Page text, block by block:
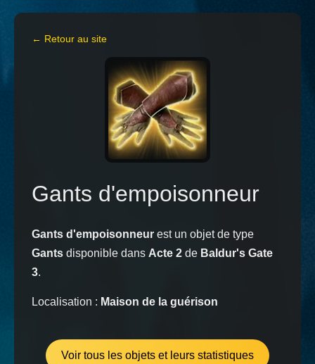
← Retour au site
Gants d'empoisonneur
Gants d'empoisonneur est un objet de type
Gants disponible dans Acte 2 de Baldur's Gate
3.
Localisation : Maison de la guérison
Voir tous les objets et leurs statistiques